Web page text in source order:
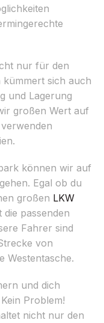
nur für den
sich auch
und Lagerung
großen Wert auf
können wir auf
Egal ob du
großen LKW
passenden
Fahrer sind
von
Westentasche.
und dich
Problem!
nicht nur den